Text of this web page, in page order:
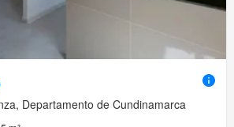
Departamento de Cundinamarca